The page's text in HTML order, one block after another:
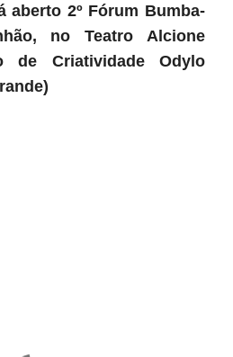
aberto 2º Fórum Bumba-
no Teatro Alcione
de Criatividade Odylo